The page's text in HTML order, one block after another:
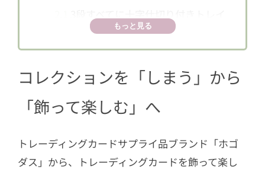
を搭載
2.2ベアリング式360度スムーズ回転
2.3チャコールブラック調の天然木仕
もっと見る
コレクションを「しまう」から
「飾って楽しむ」へ
トレーディングカードサプライ品ブランド「ホゴ
ダス」から、トレーディングカードを飾って楽し